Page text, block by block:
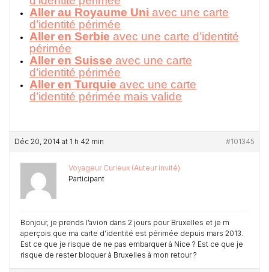
Aller au Royaume Uni avec une carte
d’identité périmée
Aller en Serbie avec une carte d’identité
périmée
Aller en Suisse avec une carte
d’identité périmée
Aller en Turquie avec une carte
d’identité périmée mais valide
Déc 20, 2014 at 1 h 42 min #101345
Voyageur Curieux (Auteur invité)
Participant
Bonjour, je prends l’avion dans 2 jours pour Bruxelles et je m
aperçois que ma carte d’identité est périmée depuis mars 2013.
Est ce que je risque de ne pas embarquer à Nice ? Est ce que je
risque de rester bloquer à Bruxelles à mon retour ?